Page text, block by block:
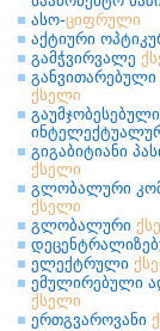
ასო-ციფრული
აქტიური
გამჭვირვალე
ქსელი
გაუმჯობესებული
გიგაბიტიანი
ქსელი
გლობალური
ქსელი
გლობალური
ელექტრული
ემულირებული
ქსელი
ერთგვაროვანი